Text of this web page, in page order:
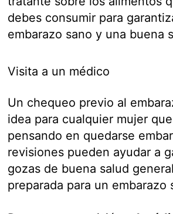
debes consumir para
embarazo sano y una buena
Visita a un médico
Un chequeo previo al
idea para cualquier mujer
pensando en quedarse
revisiones pueden ayudar a
gozas de buena salud
preparada para un embarazo